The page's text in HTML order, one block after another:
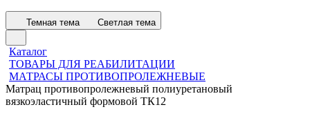
Темная тема Светлая тема
Каталог
ТОВАРЫ ДЛЯ РЕАБИЛИТАЦИИ
МАТРАСЫ ПРОТИВОПРОЛЕЖНЕВЫЕ
Матрац противопролежневый полиуретановый
вязкоэластичный формовой ТК12